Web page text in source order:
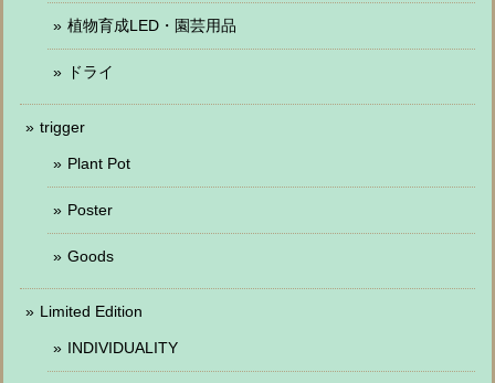
植物育成LED・園芸用品
ドライ
trigger
Plant Pot
Poster
Goods
Limited Edition
INDIVIDUALITY